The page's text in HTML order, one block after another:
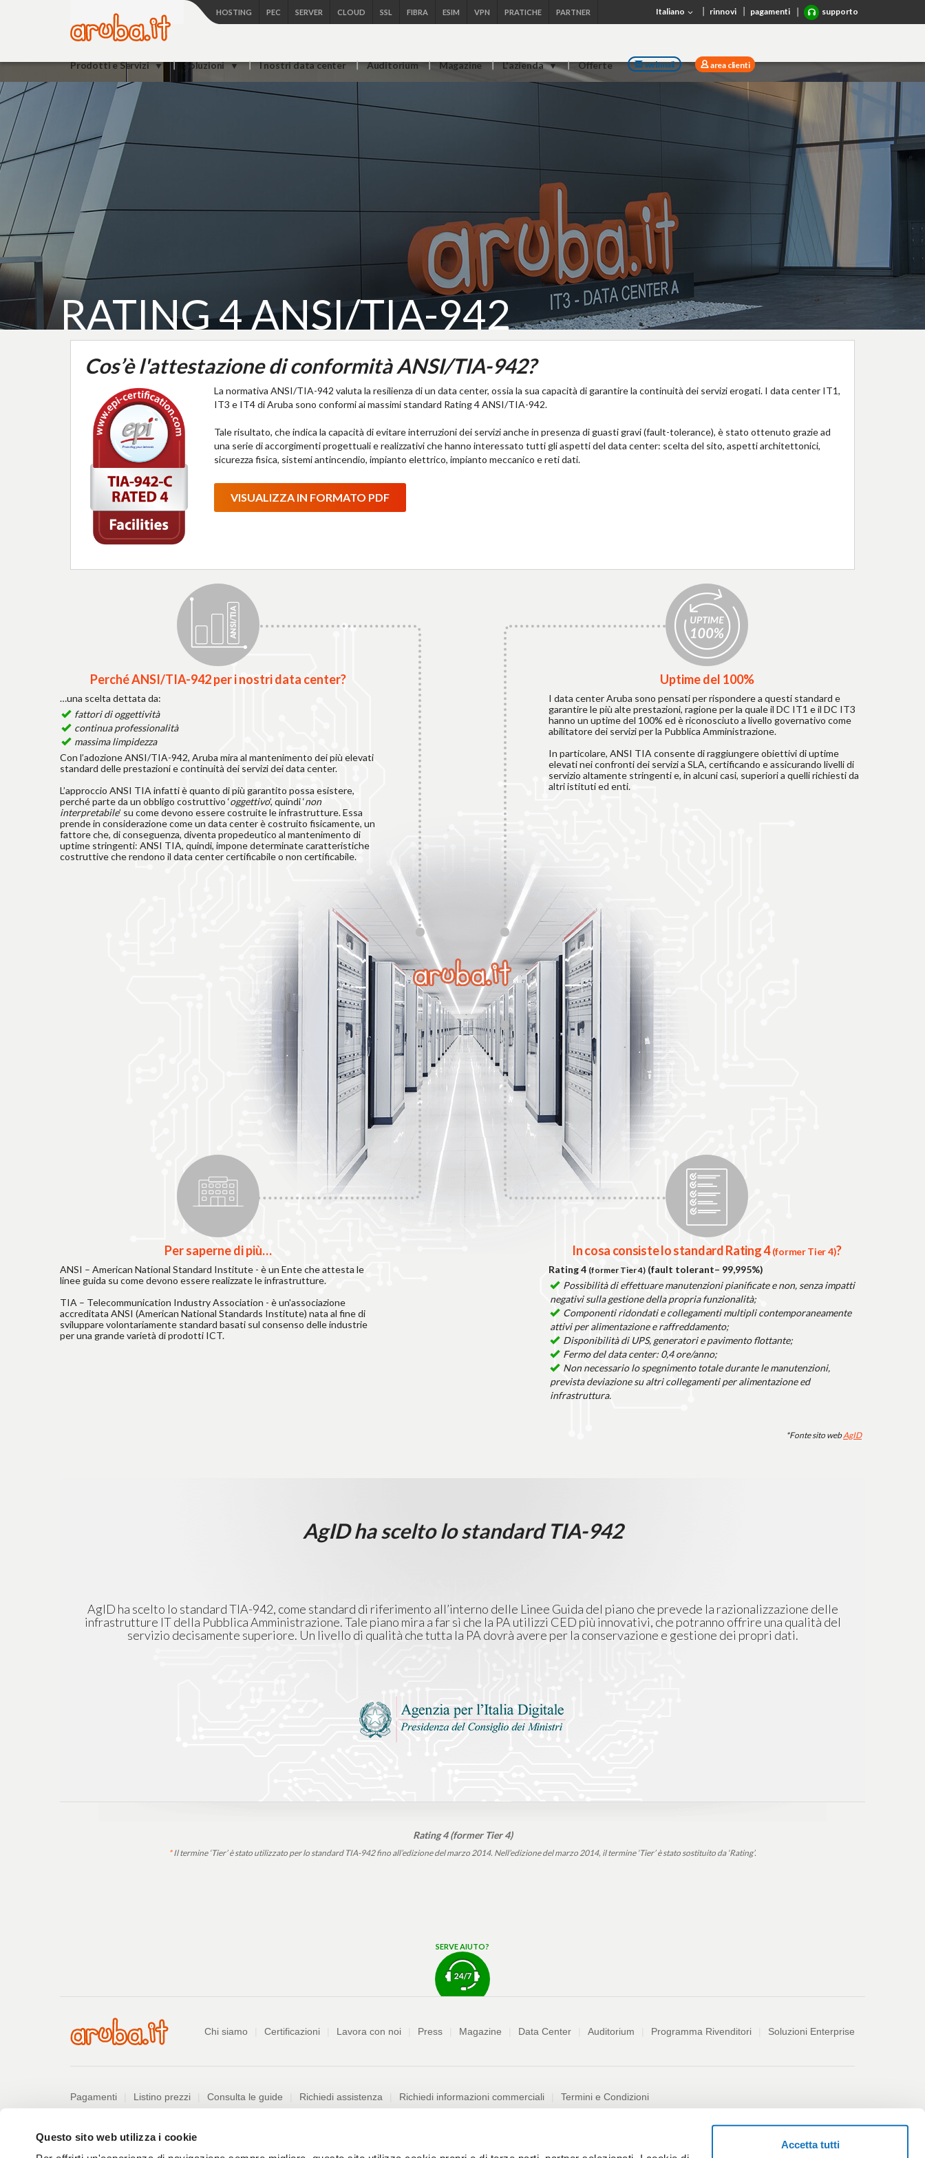
Questo sito web utilizza i cookie
Accetta tutti
HOSTING PEC SERVER CLOUD SSL FIBRA ESIM VPN PRATICHE PARTNER Italiano rinnovi pagamenti supporto
Prodotti e Servizi Soluzioni I nostri data center Auditorium Magazine L'azienda Offerte webmail area clienti
RATING 4 ANSI/TIA-942
Cos’è l'attestazione di conformità ANSI/TIA-942?
La normativa ANSI/TIA-942 valuta la resilienza di un data center, ossia la sua capacità di garantire la continuità dei servizi erogati. I data center IT1,
IT3 e IT4 di Aruba sono conformi ai massimi standard Rating 4 ANSI/TIA-942.
Tale risultato, che indica la capacità di evitare interruzioni dei servizi anche in presenza di guasti gravi (fault-tolerance), è stato ottenuto grazie ad
una serie di accorgimenti progettuali e realizzativi che hanno interessato tutti gli aspetti del data center: scelta del sito, aspetti architettonici,
sicurezza fisica, sistemi antincendio, impianto elettrico, impianto meccanico e reti dati.
VISUALIZZA IN FORMATO PDF
Perché ANSI/TIA-942 per i nostri data center?
…una scelta dettata da:
fattori di oggettività
continua professionalità
massima limpidezza
Con l’adozione ANSI/TIA-942, Aruba mira al mantenimento dei più elevati
standard delle prestazioni e continuità dei servizi dei data center.
L’approccio ANSI TIA infatti è quanto di più garantito possa esistere,
perché parte da un obbligo costruttivo ‘oggettivo’, quindi ‘non
interpretabile’ su come devono essere costruite le infrastrutture. Essa
prende in considerazione come un data center è costruito fisicamente, un
fattore che, di conseguenza, diventa propedeutico al mantenimento di
uptime stringenti: ANSI TIA, quindi, impone determinate caratteristiche
costruttive che rendono il data center certificabile o non certificabile.
Uptime del 100%
I data center Aruba sono pensati per rispondere a questi standard e
garantire le più alte prestazioni, ragione per la quale il DC IT1 e il DC IT3
hanno un uptime del 100% ed è riconosciuto a livello governativo come
abilitatore dei servizi per la Pubblica Amministrazione.
In particolare, ANSI TIA consente di raggiungere obiettivi di uptime
elevati nei confronti dei servizi a SLA, certificando e assicurando livelli di
servizio altamente stringenti e, in alcuni casi, superiori a quelli richiesti da
altri istituti ed enti.
Per saperne di più…
ANSI – American National Standard Institute - è un Ente che attesta le
linee guida su come devono essere realizzate le infrastrutture.
TIA – Telecommunication Industry Association - è un'associazione
accreditata ANSI (American National Standards Institute) nata al fine di
sviluppare volontariamente standard basati sul consenso delle industrie
per una grande varietà di prodotti ICT.
In cosa consiste lo standard Rating 4(former Tier 4)?
Rating 4 (former Tier 4) (fault tolerant– 99,995%)
Possibilità di effettuare manutenzioni pianificate e non, senza impatti
negativi sulla gestione della propria funzionalità;
Componenti ridondati e collegamenti multipli contemporaneamente
attivi per alimentazione e raffreddamento;
Disponibilità di UPS, generatori e pavimento flottante;
Fermo del data center: 0,4 ore/anno;
Non necessario lo spegnimento totale durante le manutenzioni,
prevista deviazione su altri collegamenti per alimentazione ed
infrastruttura.
*Fonte sito webAgID
AgID ha scelto lo standard TIA-942
AgID ha scelto lo standard TIA-942, come standard di riferimento all’interno delle Linee Guida del piano che prevede la razionalizzazione delle
infrastrutture IT della Pubblica Amministrazione. Tale piano mira a far sì che la PA utilizzi CED più innovativi, che potranno offrire una qualità del
servizio decisamente superiore. Un livello di qualità che tutta la PA dovrà avere per la conservazione e gestione dei propri dati.
Rating 4 (former Tier 4)
* Il termine ‘Tier’ è stato utilizzato per lo standard TIA-942 fino all’edizione del marzo 2014. Nell’edizione del marzo 2014, il termine ‘Tier’ è stato sostituito da ‘Rating’.
SERVE AIUTO?
Azienda
Chi siamo Certificazioni Lavora con noi Press Magazine Data Center Auditorium Programma Rivenditori Soluzioni Enterprise
Pagamenti
Pagamenti Listino prezzi Consulta le guide Richiedi assistenza Richiedi informazioni commerciali Termini e Condizioni
Informazioni
Privacy policyPDF
328
kB
Difendersi dalle truffe